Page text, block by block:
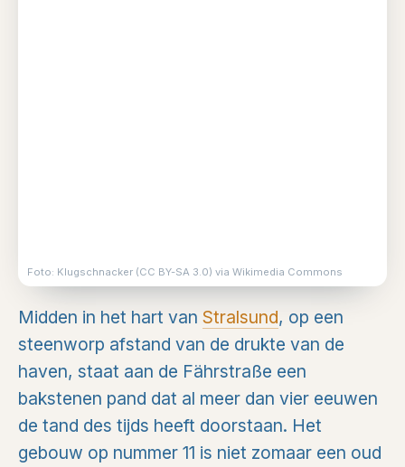
Foto: Klugschnacker (CC BY-SA 3.0) via Wikimedia Commons
Midden in het hart van Stralsund, op een
steenworp afstand van de drukte van de
haven, staat aan de Fährstraße een
bakstenen pand dat al meer dan vier eeuwen
de tand des tijds heeft doorstaan. Het
gebouw op nummer 11 is niet zomaar een oud